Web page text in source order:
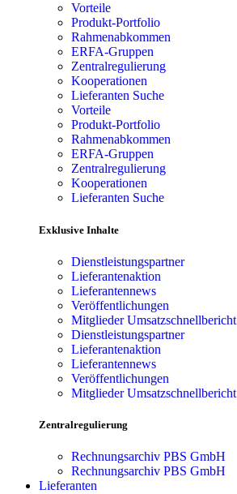
Vorteile
Produkt-Portfolio
Rahmenabkommen
ERFA-Gruppen
Zentralregulierung
Kooperationen
Lieferanten Suche
Vorteile
Produkt-Portfolio
Rahmenabkommen
ERFA-Gruppen
Zentralregulierung
Kooperationen
Lieferanten Suche
Exklusive Inhalte
Dienstleistungspartner
Lieferantenaktion
Lieferantennews
Veröffentlichungen
Mitglieder Umsatzschnellbericht
Dienstleistungspartner
Lieferantenaktion
Lieferantennews
Veröffentlichungen
Mitglieder Umsatzschnellbericht
Zentralregulierung
Rechnungsarchiv PBS GmbH
Rechnungsarchiv PBS GmbH
Lieferanten